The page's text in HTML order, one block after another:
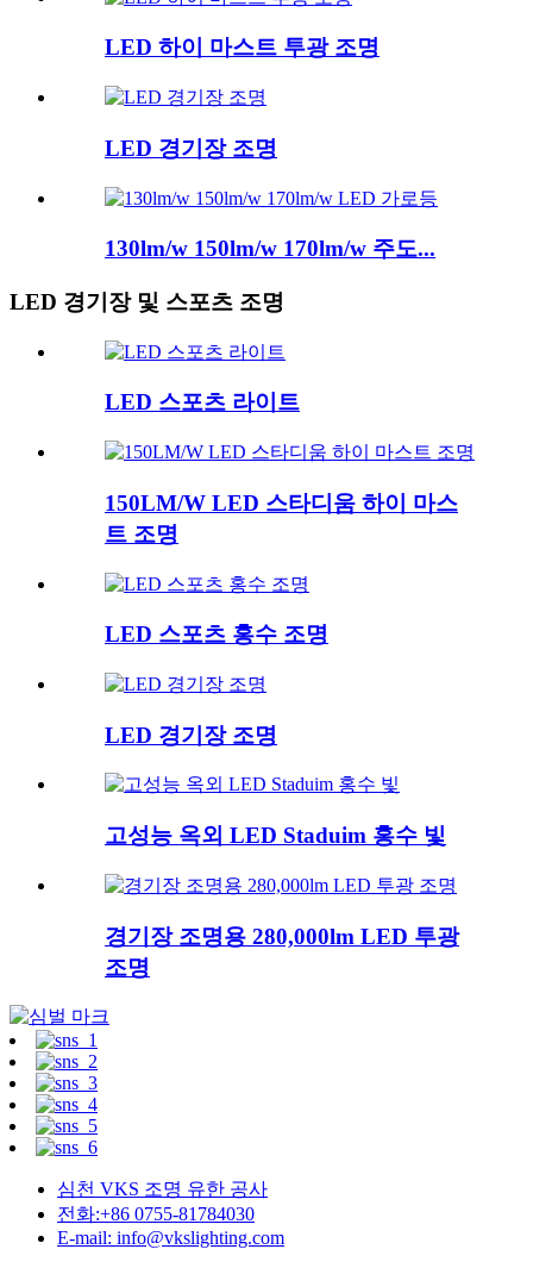
LED 하이 마스트 투광 조명
LED 경기장 조명
130lm/w 150lm/w 170lm/w 주도...
LED 경기장 및 스포츠 조명
LED 스포츠 라이트
150LM/W LED 스타디움 하이 마스
트 조명
LED 스포츠 홍수 조명
LED 경기장 조명
고성능 옥외 LED Staduim 홍수 빛
경기장 조명용 280,000lm LED 투광
조명
심천 VKS 조명 유한 공사
전화:+86 0755-81784030
E-mail: info@vkslighting.com